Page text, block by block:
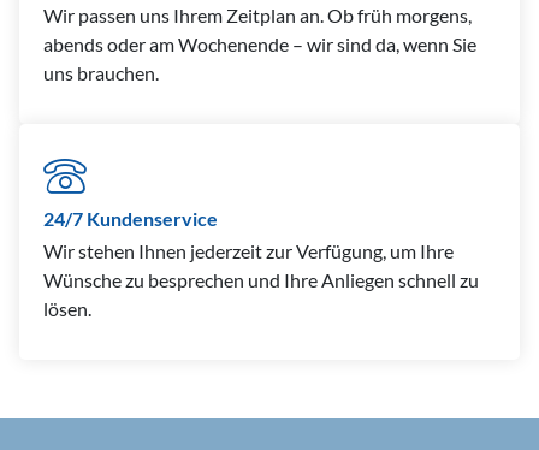
Wir passen uns Ihrem Zeitplan an. Ob früh morgens,
abends oder am Wochenende – wir sind da, wenn Sie
uns brauchen.
24/7 Kundenservice
Wir stehen Ihnen jederzeit zur Verfügung, um Ihre
Wünsche zu besprechen und Ihre Anliegen schnell zu
lösen.